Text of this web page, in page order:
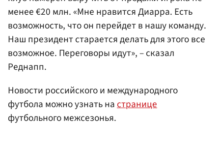
менее €20 млн. «Мне нравится Диарра. Есть
возможность, что он перейдет в нашу команду.
Наш президент старается делать для этого все
возможное. Переговоры идут», – сказал
Реднапп.
Новости российского и международного
футбола можно узнать на странице
футбольного межсезонья.